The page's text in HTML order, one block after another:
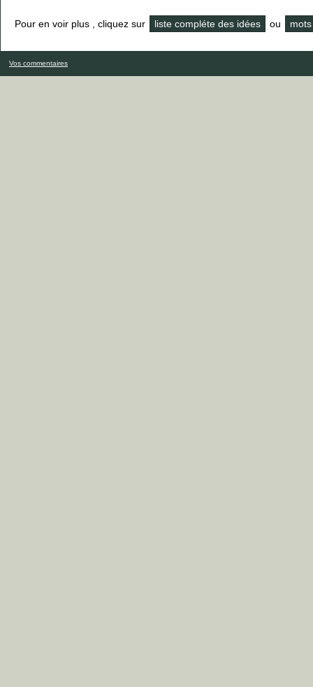
Pour en voir plus , cliquez sur liste compléte des idées ou
Vos commentaires